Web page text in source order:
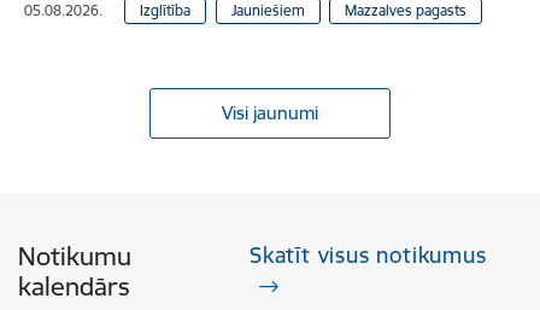
05.08.2026. Izglītība Jauniešiem Mazzalves pagasts
Visi jaunumi
Notikumu
kalendārs
Skatīt visus notikumus